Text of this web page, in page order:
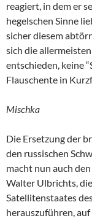
reagiert, in dem er
hegelschen Sinne
sicher diesem
sich die
entschieden, keine
Flauschente in
Mischka
Die Ersetzung der
den russischen
macht nun auch
Walter Ulbrichts,
Satellitenstaates
herauszuführen,